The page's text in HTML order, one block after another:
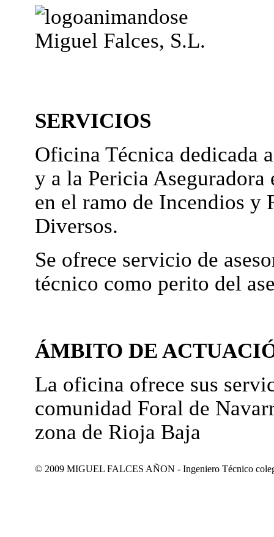
Miguel Falces, S.L.
SERVICIOS
Oficina Técnica dedicada
y a la Pericia Aseguradora
en el ramo de Incendios y
Diversos.
Se ofrece servicio de
técnico como perito del
ÁMBITO DE
La oficina ofrece sus
comunidad Foral de
zona de Rioja Baja
© 2009 MIGUEL FALCES AÑON - Ingeniero Técnico